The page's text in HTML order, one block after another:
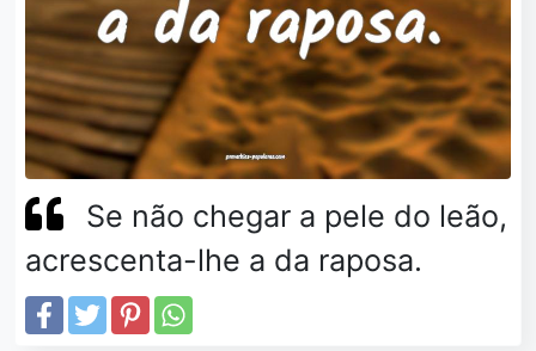
Se não chegar a pele do leão,
acrescenta-lhe a da raposa.